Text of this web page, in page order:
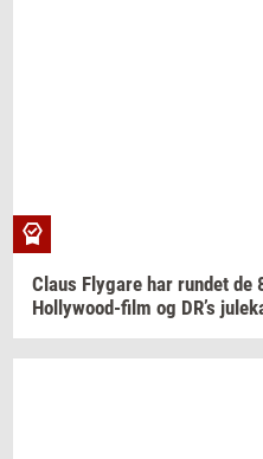
Claus Fly­ga­re har run­det de
Hollywood-​film og DR’s